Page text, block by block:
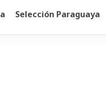
Selección Paraguaya